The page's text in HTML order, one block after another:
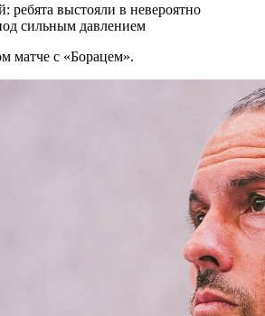
выстояли в невероятно
сильным давлением
матче с «Борацем».